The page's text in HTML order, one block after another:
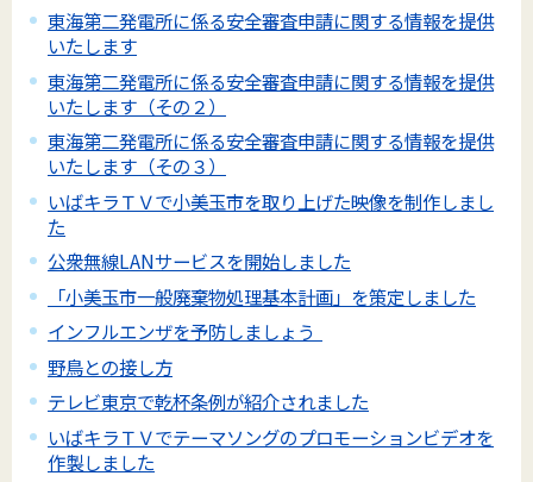
東海第二発電所に係る安全審査申請に関する情報を提供
いたします
東海第二発電所に係る安全審査申請に関する情報を提供
いたします（その２）
東海第二発電所に係る安全審査申請に関する情報を提供
いたします（その３）
いばキラＴＶで小美玉市を取り上げた映像を制作しまし
た
公衆無線LANサービスを開始しました
「小美玉市一般廃棄物処理基本計画」を策定しました
インフルエンザを予防しましょう
野鳥との接し方
テレビ東京で乾杯条例が紹介されました
いばキラＴＶでテーマソングのプロモーションビデオを
作製しました